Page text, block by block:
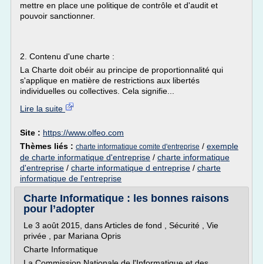
mettre en place une politique de contrôle et d'audit et
pouvoir sanctionner.
2. Contenu d'une charte :
La Charte doit obéir au principe de proportionnalité qui
s'applique en matière de restrictions aux libertés
individuelles ou collectives. Cela signifie...
Lire la suite
Site : https://www.olfeo.com
Thèmes liés : charte informatique comite d'entreprise / exemple
de charte informatique d'entreprise / charte informatique
d'entreprise / charte informatique d entreprise / charte
informatique de l'entreprise
Charte Informatique : les bonnes raisons
pour l’adopter
Le 3 août 2015, dans Articles de fond , Sécurité , Vie
privée , par Mariana Opris
Charte Informatique